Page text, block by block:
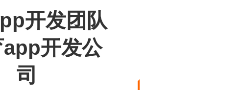
开发团队
app开发公
司